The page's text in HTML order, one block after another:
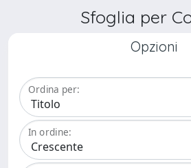
Sfoglia per
Opzioni
Ordina per:
In ordine: